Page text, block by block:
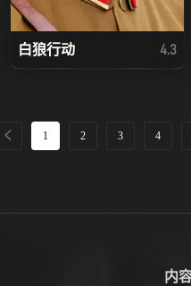
白狼行动 4.3
1 2 3 4
内